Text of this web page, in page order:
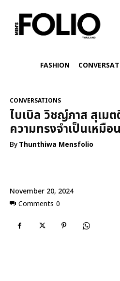
FASHION
November 20, 2024
Comments 0
CONVERSATIONS
ไบเบิล วิชญ์ภาส สุเม
ความทรงจำเป็นเหมื
ByThunthiwa Mensfolio